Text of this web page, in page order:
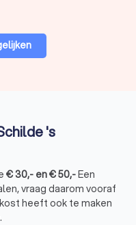
's
€30,- en€50,-Een
vraag daarom vooraf
heeft ook te maken